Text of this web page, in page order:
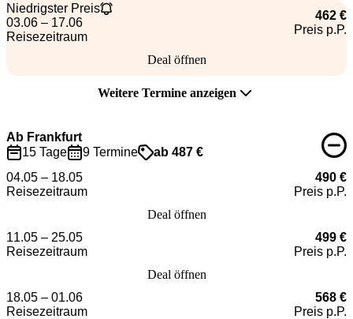
Niedrigster Preis
03.06 – 17.06
Reisezeitraum
462 €
Preis p.P.
Deal öffnen
Weitere Termine anzeigen
Ab Frankfurt
15 Tage
9 Termine
ab 487 €
04.05 – 18.05
Reisezeitraum
490 €
Preis p.P.
Deal öffnen
11.05 – 25.05
Reisezeitraum
499 €
Preis p.P.
Deal öffnen
18.05 – 01.06
Reisezeitraum
568 €
Preis p.P.